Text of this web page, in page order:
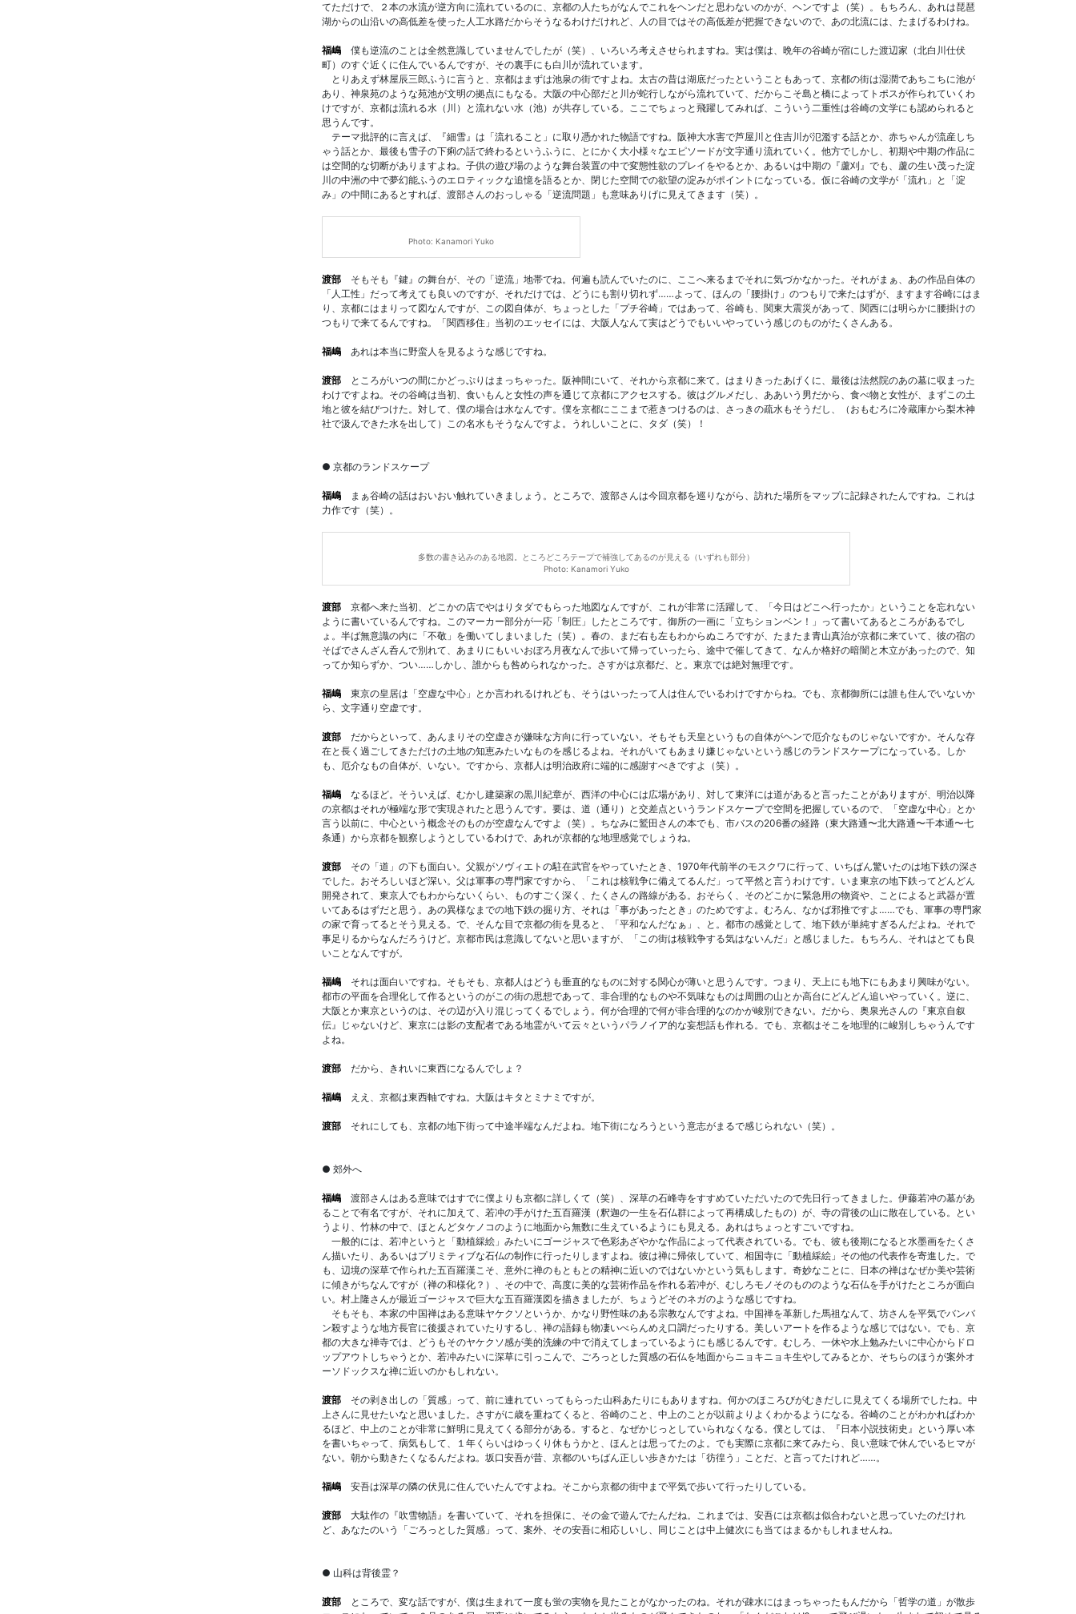
てただけで、２本の水流が逆方向に流れているのに、京都の人たちがなんでこれをヘンだと思わないのかが、ヘンですよ（笑）。もちろん、あれは琵琶
湖からの山沿いの高低差を使った人工水路だからそうなるわけだけれど、人の目ではその高低差が把握できないので、あの北流には、たまげるわけね。
福嶋 僕も逆流のことは全然意識していませんでしたが（笑）、いろいろ考えさせられますね。実は僕は、晩年の谷崎が宿にした渡辺家（北白川仕伏
町）のすぐ近くに住んでいるんですが、その裏手にも白川が流れています。
とりあえず林屋辰三郎ふうに言うと、京都はまずは池泉の街ですよね。太古の昔は湖底だったということもあって、京都の街は湿潤であちこちに池が
あり、神泉苑のような苑池が文明の拠点にもなる。大阪の中心部だと川が蛇行しながら流れていて、だからこそ島と橋によってトポスが作られていくわ
けですが、京都は流れる水（川）と流れない水（池）が共存している。ここでちょっと飛躍してみれば、こういう二重性は谷崎の文学にも認められると
思うんです。
テーマ批評的に言えば、『細雪』は「流れること」に取り憑かれた物語ですね。阪神大水害で芦屋川と住吉川が氾濫する話とか、赤ちゃんが流産しち
ゃう話とか、最後も雪子の下痢の話で終わるというふうに、とにかく大小様々なエピソードが文字通り流れていく。他方でしかし、初期や中期の作品に
は空間的な切断がありますよね。子供の遊び場のような舞台装置の中で変態性欲のプレイをやるとか、あるいは中期の『蘆刈』でも、蘆の生い茂った淀
川の中洲の中で夢幻能ふうのエロティックな追憶を語るとか、閉じた空間での欲望の淀みがポイントになっている。仮に谷崎の文学が「流れ」と「淀
み」の中間にあるとすれば、渡部さんのおっしゃる「逆流問題」も意味ありげに見えてきます（笑）。
Photo: Kanamori Yuko
渡部 そもそも『鍵』の舞台が、その「逆流」地帯でね。何遍も読んでいたのに、ここへ来るまでそれに気づかなかった。それがまぁ、あの作品自体の
「人工性」だって考えても良いのですが、それだけでは、どうにも割り切れず……よって、ほんの「腰掛け」のつもりで来たはずが、ますます谷崎にはま
り、京都にはまりって図なんですが、この図自体が、ちょっとした「プチ谷崎」ではあって、谷崎も、関東大震災があって、関西には明らかに腰掛けの
つもりで来てるんですね。「関西移住」当初のエッセイには、大阪人なんて実はどうでもいいやっていう感じのものがたくさんある。
福嶋 あれは本当に野蛮人を見るような感じですね。
渡部 ところがいつの間にかどっぷりはまっちゃった。阪神間にいて、それから京都に来て。はまりきったあげくに、最後は法然院のあの墓に収まった
わけですよね。その谷崎は当初、食いもんと女性の声を通じて京都にアクセスする。彼はグルメだし、ああいう男だから、食べ物と女性が、まずこの土
地と彼を結びつけた。対して、僕の場合は水なんです。僕を京都にここまで惹きつけるのは、さっきの疏水もそうだし、（おもむろに冷蔵庫から梨木神
社で汲んできた水を出して）この名水もそうなんですよ。うれしいことに、タダ（笑）！
● 京都のランドスケープ
福嶋 まぁ谷崎の話はおいおい触れていきましょう。ところで、渡部さんは今回京都を巡りながら、訪れた場所をマップに記録されたんですね。これは
力作です（笑）。
多数の書き込みのある地図。ところどころテープで補強してあるのが見える（いずれも部分）
Photo: Kanamori Yuko
渡部 京都へ来た当初、どこかの店でやはりタダでもらった地図なんですが、これが非常に活躍して、「今日はどこへ行ったか」ということを忘れない
ように書いているんですね。このマーカー部分が一応「制圧」したところです。御所の一画に「立ちションベン！」って書いてあるところがあるでし
ょ。半ば無意識の内に「不敬」を働いてしまいました（笑）。春の、まだ右も左もわからぬころですが、たまたま青山真治が京都に来ていて、彼の宿の
そばでさんざん呑んで別れて、あまりにもいいおぼろ月夜なんで歩いて帰っていったら、途中で催してきて、なんか格好の暗闇と木立があったので、知
ってか知らずか、つい……しかし、誰からも咎められなかった。さすがは京都だ、と。東京では絶対無理です。
福嶋 東京の皇居は「空虚な中心」とか言われるけれども、そうはいったって人は住んでいるわけですからね。でも、京都御所には誰も住んでいないか
ら、文字通り空虚です。
渡部 だからといって、あんまりその空虚さが嫌味な方向に行っていない。そもそも天皇というもの自体がヘンで厄介なものじゃないですか。そんな存
在と長く過ごしてきただけの土地の知恵みたいなものを感じるよね。それがいてもあまり嫌じゃないという感じのランドスケープになっている。しか
も、厄介なもの自体が、いない。ですから、京都人は明治政府に端的に感謝すべきですよ（笑）。
福嶋 なるほど。そういえば、むかし建築家の黒川紀章が、西洋の中心には広場があり、対して東洋には道があると言ったことがありますが、明治以降
の京都はそれが極端な形で実現されたと思うんです。要は、道（通り）と交差点というランドスケープで空間を把握しているので、「空虚な中心」とか
言う以前に、中心という概念そのものが空虚なんですよ（笑）。ちなみに鷲田さんの本でも、市バスの206番の経路（東大路通〜北大路通〜千本通〜七
条通）から京都を観察しようとしているわけで、あれが京都的な地理感覚でしょうね。
渡部 その「道」の下も面白い。父親がソヴィエトの駐在武官をやっていたとき、1970年代前半のモスクワに行って、いちばん驚いたのは地下鉄の深さ
でした。おそろしいほど深い。父は軍事の専門家ですから、「これは核戦争に備えてるんだ」って平然と言うわけです。いま東京の地下鉄ってどんどん
開発されて、東京人でもわからないくらい、ものすごく深く、たくさんの路線がある。おそらく、そのどこかに緊急用の物資や、ことによると武器が置
いてあるはずだと思う。あの異様なまでの地下鉄の掘り方、それは「事があったとき」のためですよ。むろん、なかば邪推ですよ……でも、軍事の専門家
の家で育ってるとそう見える。で、そんな目で京都の街を見ると、「平和なんだなぁ」、と。都市の感覚として、地下鉄が単純すぎるんだよね。それで
事足りるからなんだろうけど。京都市民は意識してないと思いますが、「この街は核戦争する気はないんだ」と感じました。もちろん、それはとても良
いことなんですが。
福嶋 それは面白いですね。そもそも、京都人はどうも垂直的なものに対する関心が薄いと思うんです。つまり、天上にも地下にもあまり興味がない。
都市の平面を合理化して作るというのがこの街の思想であって、非合理的なものや不気味なものは周囲の山とか高台にどんどん追いやっていく。逆に、
大阪とか東京というのは、その辺が入り混じってくるでしょう。何が合理的で何が非合理的なのかが峻別できない。だから、奥泉光さんの『東京自叙
伝』じゃないけど、東京には影の支配者である地霊がいて云々というパラノイア的な妄想話も作れる。でも、京都はそこを地理的に峻別しちゃうんです
よね。
渡部 だから、きれいに東西になるんでしょ？
福嶋 ええ、京都は東西軸ですね。大阪はキタとミナミですが。
渡部 それにしても、京都の地下街って中途半端なんだよね。地下街になろうという意志がまるで感じられない（笑）。
● 郊外へ
福嶋 渡部さんはある意味ではすでに僕よりも京都に詳しくて（笑）、深草の石峰寺をすすめていただいたので先日行ってきました。伊藤若冲の墓があ
ることで有名ですが、それに加えて、若冲の手がけた五百羅漢（釈迦の一生を石仏群によって再構成したもの）が、寺の背後の山に散在している。とい
うより、竹林の中で、ほとんどタケノコのように地面から無数に生えているようにも見える。あれはちょっとすごいですね。
一般的には、若冲というと「動植綵絵」みたいにゴージャスで色彩あざやかな作品によって代表されている。でも、彼も後期になると水墨画をたくさ
ん描いたり、あるいはプリミティブな石仏の制作に行ったりしますよね。彼は禅に帰依していて、相国寺に「動植綵絵」その他の代表作を寄進した。で
も、辺境の深草で作られた五百羅漢こそ、意外に禅のもともとの精神に近いのではないかという気もします。奇妙なことに、日本の禅はなぜか美や芸術
に傾きがちなんですが（禅の和様化？）、その中で、高度に美的な芸術作品を作れる若冲が、むしろモノそのもののような石仏を手がけたところが面白
い。村上隆さんが最近ゴージャスで巨大な五百羅漢図を描きましたが、ちょうどそのネガのような感じですね。
そもそも、本家の中国禅はある意味ヤケクソというか、かなり野性味のある宗教なんですよね。中国禅を革新した馬祖なんて、坊さんを平気でバンバ
ン殺すような地方長官に後援されていたりするし、禅の語録も物凄いべらんめえ口調だったりする。美しいアートを作るような感じではない。でも、京
都の大きな禅寺では、どうもそのヤケクソ感が美的洗練の中で消えてしまっているようにも感じるんです。むしろ、一休や水上勉みたいに中心からドロ
ップアウトしちゃうとか、若冲みたいに深草に引っこんで、ごろっとした質感の石仏を地面からニョキニョキ生やしてみるとか、そちらのほうが案外オ
ーソドックスな禅に近いのかもしれない。
渡部 その剥き出しの「質感」って、前に連れてい ってもらった山科あたりにもありますね。何かのほころびがむきだしに見えてくる場所でしたね。中
上さんに見せたいなと思いました。さすがに歳を重ねてくると、谷崎のこと、中上のことが以前よりよくわかるようになる。谷崎のことがわかればわか
るほど、中上のことが非常に鮮明に見えてくる部分がある。すると、なぜかじっとしていられなくなる。僕としては、『日本小説技術史』という厚い本
を書いちゃって、病気もして、１年くらいはゆっくり休もうかと、ほんとは思ってたのよ。でも実際に京都に来てみたら、良い意味で休んでいるヒマが
ない。朝から動きたくなるんだよね。坂口安吾が昔、京都のいちばん正しい歩きかたは「彷徨う」ことだ、と言ってたけれど……。
福嶋 安吾は深草の隣の伏見に住んでいたんですよね。そこから京都の街中まで平気で歩いて行ったりしている。
渡部 大駄作の『吹雪物語』を書いていて、それを担保に、その金で遊んでたんだね。これまでは、安吾には京都は似合わないと思っていたのだけれ
ど、あなたのいう「ごろっとした質感」って、案外、その安吾に相応しいし、同じことは中上健次にも当てはまるかもしれませんね。
● 山科は背後霊？
渡部 ところで、変な話ですが、僕は生まれて一度も蛍の実物を見たことがなかったのね。それが疎水にはまっちゃったもんだから「哲学の道」が散歩